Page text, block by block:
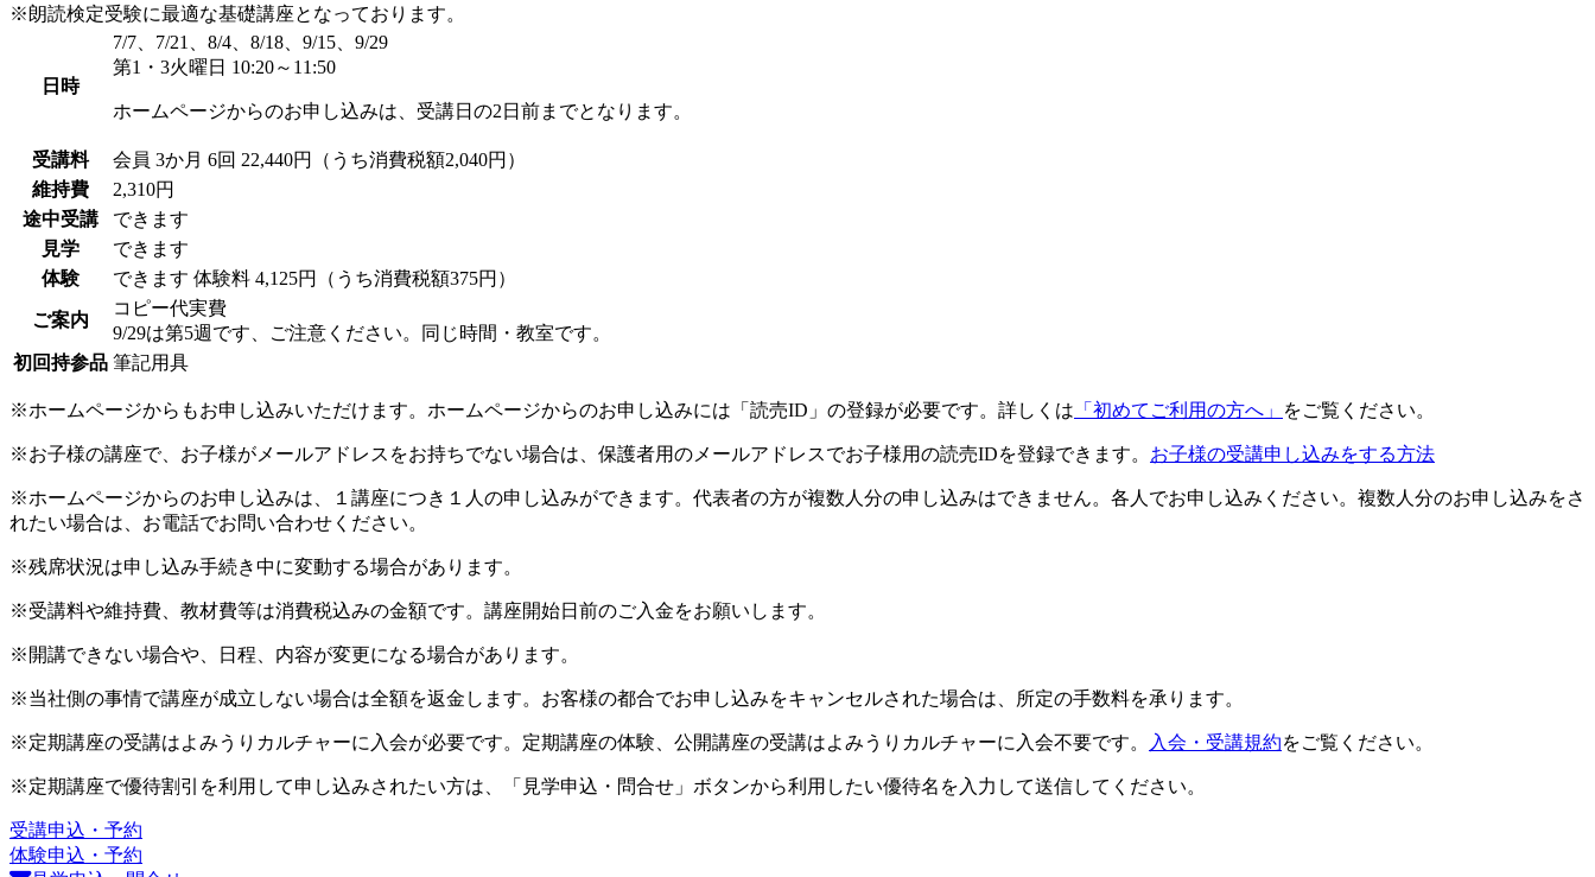
※朗読検定受験に最適な基礎講座となっております。
日時
7/7、7/21、8/4、8/18、9/15、9/29
第1・3火曜日 10:20～11:50
ホームページからのお申し込みは、受講日の2日前までとなります。
受講料 会員 3か月 6回 22,440円（うち消費税額2,040円）
維持費
2,310円
途中受講
できます
見学
できます
体験
できます 体験料 4,125円（うち消費税額375円）
ご案内
コピー代実費
9/29は第5週です、ご注意ください。同じ時間・教室です。
初回持参品 筆記用具
※ホームページからもお申し込みいただけます。ホームページからのお申し込みには「読売ID」の登録が必要です。詳しくは 「初めてご利用の方へ」 をご覧ください。
※お子様の講座で、お子様がメールアドレスをお持ちでない場合は、保護者用のメールアドレスでお子様用の読売IDを登録できます。 お子様の受講申し込みをする方法
※ホームページからのお申し込みは、１講座につき１人の申し込みができます。代表者の方が複数人分の申し込みはできません。各人でお申し込みください。複数人分のお申し込みをさ
れたい場合は、お電話でお問い合わせください。
※残席状況は申し込み手続き中に変動する場合があります。
※受講料や維持費、教材費等は消費税込みの金額です。講座開始日前のご入金をお願いします。
※開講できない場合や、日程、内容が変更になる場合があります。
※当社側の事情で講座が成立しない場合は全額を返金します。お客様の都合でお申し込みをキャンセルされた場合は、所定の手数料を承ります。
※定期講座の受講はよみうりカルチャーに入会が必要です。定期講座の体験、公開講座の受講はよみうりカルチャーに入会不要です。 入会・受講規約をご覧ください。
※定期講座で優待割引を利用して申し込みされたい方は、「見学申込・問合せ」ボタンから利用したい優待名を入力して送信してください。
受講申込・予約
体験申込・予約